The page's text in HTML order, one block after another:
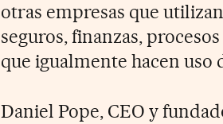
otras empresas que
seguros, finanzas,
que igualmente hacen uso
Daniel Pope, CEO y